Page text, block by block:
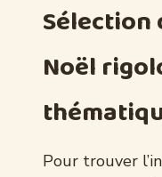
Noël
Pour trouver